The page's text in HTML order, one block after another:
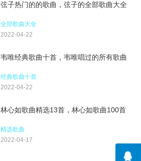
弦子热门的的歌曲，弦子的全部歌曲大全
全部歌曲大全
2022-04-22
韦唯经典歌曲十首，韦唯唱过的所有歌曲
经典歌曲十首
2022-04-22
林心如歌曲精选13首，林心如歌曲100首
精选歌曲
2022-04-17